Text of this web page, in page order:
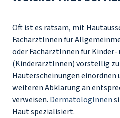
Oft ist es ratsam, mit
FachärztInnen für
oder FachärztInnen für Kinder-
(KinderärztInnen) vorstellig zu
Hauterscheinungen einordnen
weiteren Abklärung an
verweisen. DermatologInnen
Haut spezialisiert.